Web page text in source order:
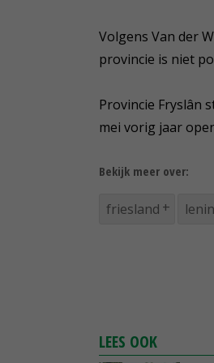
Volgens Van der
provincie is niet
Provincie Fryslân
mei vorig jaar
Bekijk meer over:
friesland
LEES OOK